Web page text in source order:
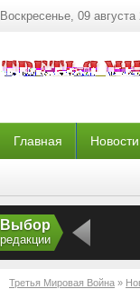
Воскресенье, 09 августа
Главная Новости
Выбор
редакции
Третья Мировая Война »